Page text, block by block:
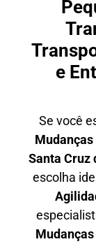
e
Se você
Santa Cruz
escolha
M